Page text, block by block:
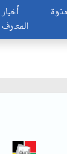
أخبار
المعارف